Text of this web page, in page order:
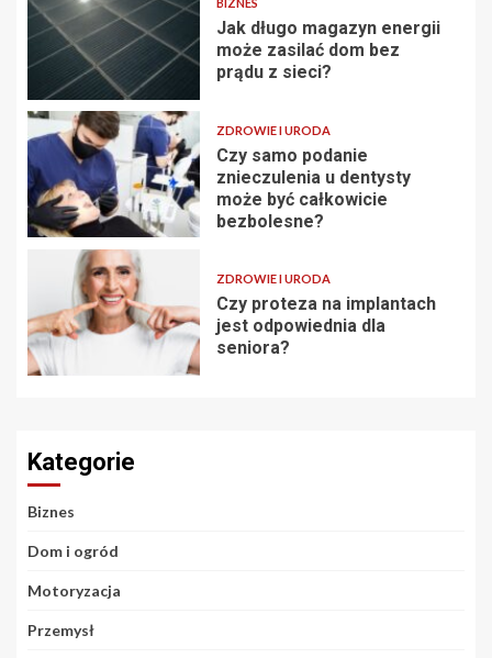
BIZNES
Jak długo magazyn energii
może zasilać dom bez
prądu z sieci?
ZDROWIE I URODA
Czy samo podanie
znieczulenia u dentysty
może być całkowicie
bezbolesne?
ZDROWIE I URODA
Czy proteza na implantach
jest odpowiednia dla
seniora?
Kategorie
Biznes
Dom i ogród
Motoryzacja
Przemysł